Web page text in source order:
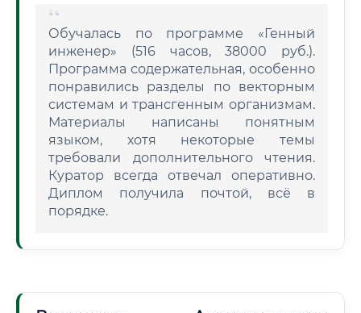
Обучалась по программе «Генный
инженер» (516 часов, 38000 руб.).
Программа содержательная, особенно
понравились разделы по векторным
системам и трансгенным организмам.
Материалы написаны понятным
языком, хотя некоторые темы
требовали дополнительного чтения.
Куратор всегда отвечал оперативно.
Диплом получила почтой, всё в
порядке.